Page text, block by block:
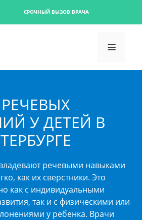
СРОЧНЫЙ ВЫЗОВ ВРАЧА
У ДЕТЕЙ В
речевыми навыками
как их сверстники. Это
как с индивидуальными
так и с физическими или
у ребенка. Врачи